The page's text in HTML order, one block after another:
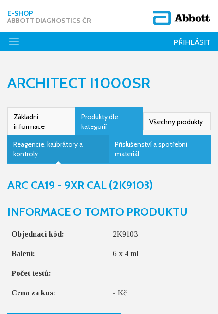
E-SHOP
ABBOTT DIAGNOSTICS ČR
PŘIHLÁSIT
ARCHITECT I1000SR
Základní
informace
Produkty dle
kategorií
Všechny produkty
Reagencie, kalibrátory a
kontroly
Příslušenství a spotřební
materiál
ARC CA19 - 9XR CAL (2K9103)
INFORMACE O TOMTO PRODUKTU
Objednací kód: 2K9103
Balení: 6 x 4 ml
Počet testů:
Cena za kus: - Kč